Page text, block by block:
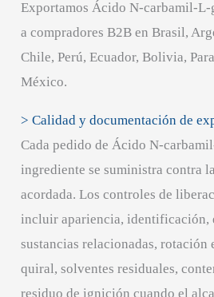
Exportamos Ácido N-carbamil-
a compradores B2B en Brasil,
Chile, Perú, Ecuador, Bolivia,
México.
> Calidad y documentación de
Cada pedido de Ácido N-
ingrediente se suministra contra
acordada. Los controles de
incluir apariencia, identificación,
sustancias relacionadas,
quiral, solventes residuales,
residuo de ignición cuando el